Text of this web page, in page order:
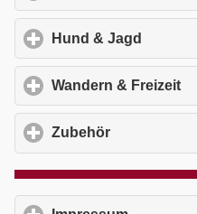
Hund & Jagd
Wandern & Freizeit
Zubehör